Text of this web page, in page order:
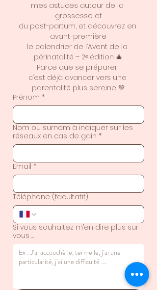
mes astuces autour de la
grossesse et
du post-partum, et découvrez en
avant-première
le calendrier de l’Avent de la
périnatalité – 2ᵉ édition 🎄
Parce que se préparer,
c’est déjà avancer vers une
parentalité plus sereine 💚
Prénom *
Nom ou surnom à indiquer sur les
réseaux en cas de gain *
Email *
Téléphone (facultatif)
Si vous souhaitez m’en dire plus sur
vous …